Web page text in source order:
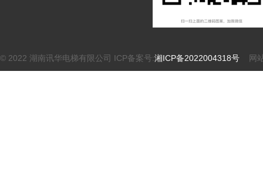
© 2022 湖南讯华电梯有限公司 ICP备案号:湘ICP备2022004318号 网